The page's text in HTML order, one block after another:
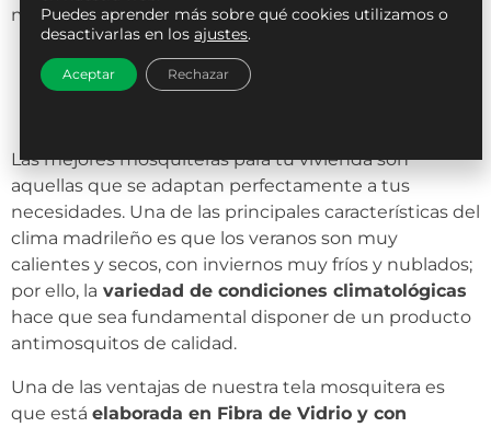
muebles.
¿Cuáles son las mejores mosquiteras
Las mejores mosquiteras para tu vivienda son
aquellas que se adaptan perfectamente a tus
necesidades. Una de las principales características del
clima madrileño es que los veranos son muy
calientes y secos, con inviernos muy fríos y nublados;
por ello, la variedad de condiciones climatológicas
hace que sea fundamental disponer de un producto
antimosquitos de calidad.
Una de las ventajas de nuestra tela mosquitera es
que está elaborada en Fibra de Vidrio y con
Puedes aprender más sobre qué cookies utilizamos o
desactivarlas en losajustes.
Aceptar Rechazar